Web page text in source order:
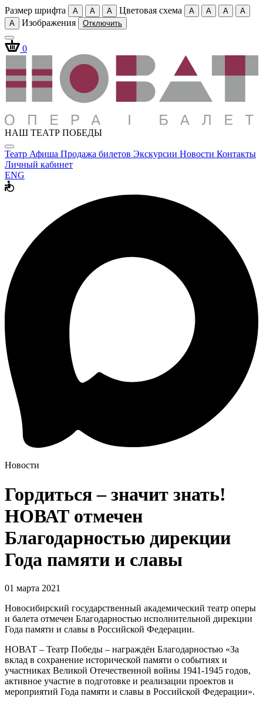
Размер шрифта A A A Цветовая схема A A A
A
A
Изображения Отключить
0
НАШ ТЕАТР ПОБЕДЫ
Театр Афиша Продажа билетов Экскурсии Новости Контакты
Личный кабинет
ENG
Новости
Гордиться – значит знать!
НОВАТ отмечен
Благодарностью дирекции
Года памяти и славы
01 марта 2021
Новосибирский государственный академический театр оперы
и балета отмечен Благодарностью исполнительной дирекции
Года памяти и славы в Российской Федерации.
НОВАТ – Театр Победы – награждён Благодарностью «За
вклад в сохранение исторической памяти о событиях и
участниках Великой Отечественной войны 1941-1945 годов,
активное участие в подготовке и реализации проектов и
мероприятий Года памяти и славы в Российской Федерации».